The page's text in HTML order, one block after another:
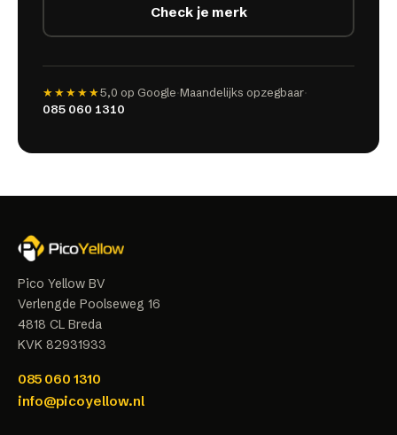
Check je merk
★★★★★5,0 op Google·Maandelijks opzegbaar·
085 060 1310
Pico Yellow BV
Verlengde Poolseweg 16
4818 CL Breda
KVK 82931933
085 060 1310
info@picoyellow.nl